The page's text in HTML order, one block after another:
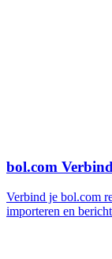
bol.com
Verbind je bol.com
importeren en